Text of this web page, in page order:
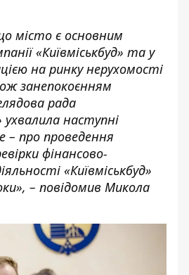
місто є основним
«Київміськбуд» та у
на ринку нерухомості
занепокоєнням
рада
ухвалила наступні
– про проведення
фінансово-
«Київміськбуд»
– повідомив Микола